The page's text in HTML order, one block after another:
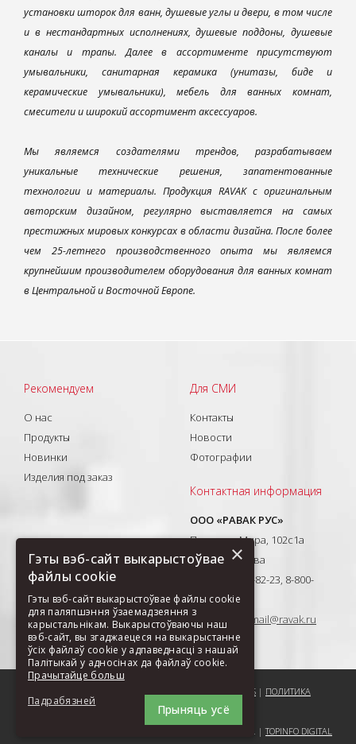
установки шторок для ванн, душевые углы и двери, в том числе
и в нестандартных исполнениях, душевые поддоны, душевые
каналы и трапы. Далее в ассортименте присутствуют
умывальники, санитарная керамика (унитазы, биде и
керамические умывальники), мебель для ванных комнат,
смесители и широкий ассортимент аксессуаров.
Мы являемся создателями трендов, разрабатываем
уникальные технические решения, запатентованные
технологии и материалы. Продукция RAVAK с оригинальным
авторским дизайном, регулярно выставляется на самых
престижных мировых конкурсах в области дизайна. После более
чем 25-летнего производственного опыта мы являемся
крупнейшим производителем оборудования для ванных комнат
в Центральной и Восточной Европе.
Рекомендуем
О нас
Продукты
Новинки
Изделия под заказ
Для СМИ
Контакты
Новости
Фотографии
Контактная информация
ООО «РАВАК РУС»
Проспект Мира, 102с1а
129626, Москва
T: +7(495) 710-82-23, 8-800-
333-41-51
E-mail:ravak-mail@ravak.ru
COOKIES | ПОЛИТИКА
ОБРАБОТКИ ДАННЫХ ООО РАВАК РУС
COPYRIGHT (C) 2004-2026 RAVAK A.S. |TOPINFO DIGITAL
×
Гэты вэб-сайт выкарыстоўвае
файлы cookie
Гэты вэб-сайт выкарыстоўвае файлы cookie
для паляпшэння ўзаемадзеяння з
карыстальнікам. Выкарыстоўваючы наш
вэб-сайт, вы згаджаецеся на выкарыстанне
ўсіх файлаў cookie у адпаведнасці з нашай
Палітыкай у адносінах да файлаў cookie.
Прачытайце больш
Прыняць усё
Падрабязней